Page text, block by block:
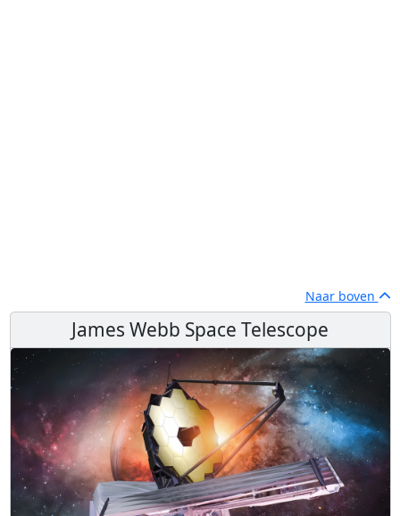
Naar boven
James Webb Space Telescope